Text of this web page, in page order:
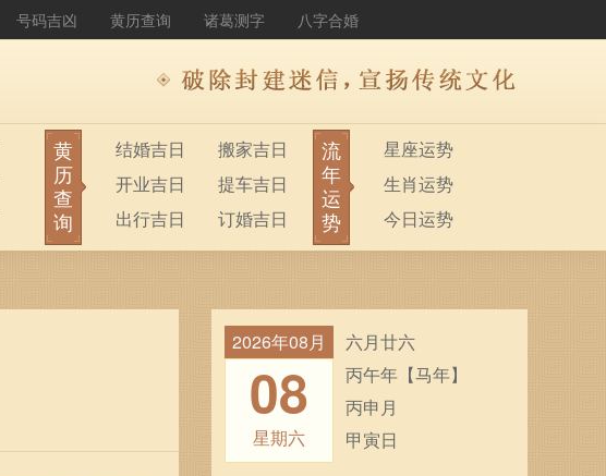
号码吉凶 黄历查询 诸葛测字 八字合婚
黄
历
查
询
结婚吉日
搬家吉日
开业吉日
提车吉日
出行吉日
订婚吉日
流
年
运
势
星座运势
生肖运势
今日运势
2026年08月
08
星期六
六月廿六
丙午年【马年】
丙申月
甲寅日